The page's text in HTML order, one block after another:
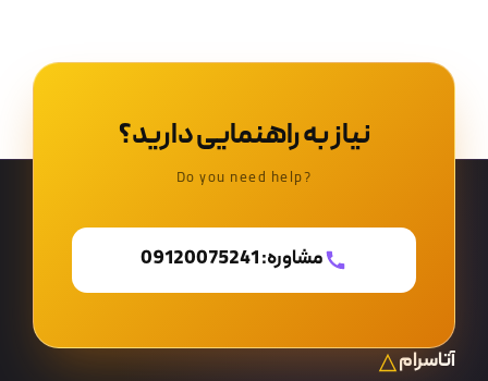
آتاسرام
نیاز به راهنمایی دارید؟
?Do you need help
مشاوره: 09120075241